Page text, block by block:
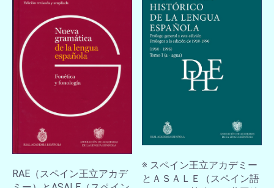
お買い物を続ける カートへ進む
RAE（スペイン王立アカデ
※ スペイン王立アカデミー
とＡＳＡＬＥ（スペイン語